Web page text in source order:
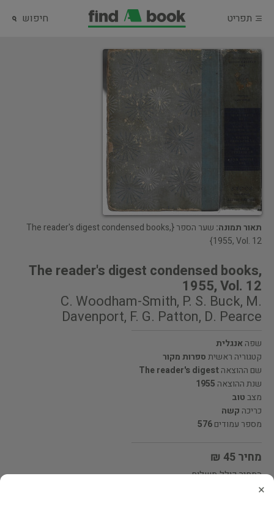
תפריט חיפוש
תאור תמונה:
שער הספר {The reader's digest condensed books,
1955, Vol. 12}
The reader's digest condensed books,
1955, Vol. 12
C. Woodham-Smith, P. S. Buck, M.
Davenport, F. G. Patton, D. Pearce
שפהאנגלית
קטגוריה ראשיתספרות מקור
שם ההוצאהThe reader's digest
שנת ההוצאה 1955
מצבטוב
כריכה קשה
מספר עמודים576
מחיר 45 ₪
המחיר כולל משלוח
×